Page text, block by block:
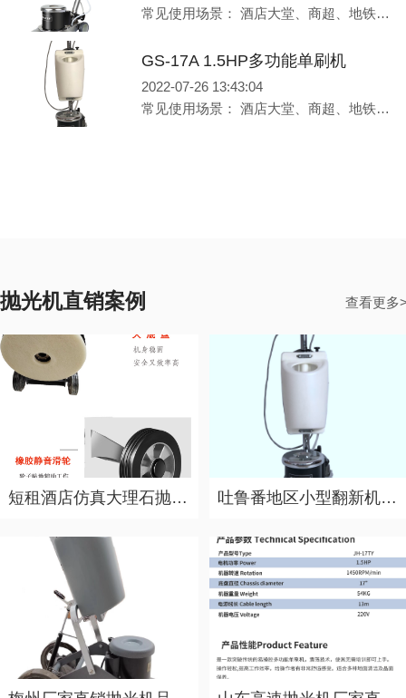
常见使用场景： 酒店大堂、商超、地铁、写字楼等地面、地毯 产品性能： 1.集清洗地面、洗地毯、抛光、浅度翻新于一体 2.欧式调节高低，方便，特别适合酒店宾馆使用 3.全金属手柄设计，坚固耐用
GS-17A 1.5HP多功能单刷机
2022-07-26 13:43:04
常见使用场景： 酒店大堂、商超、地铁、写字楼等地面、地毯 产品性能： 1.集清洗地面、洗地毯、抛光、浅度翻新于一体 2.金属手柄，结实耐用 3.移动快速，方便自如，可轻松清理边角位置
抛光机直销案例 查看更多
短租酒店仿真大理石抛光机，广西晶面抛光机生产厂家直销案例 吐鲁番地区小型翻新机抛光报价，城市酒店沥青抛光翻新机销售公司直销案例